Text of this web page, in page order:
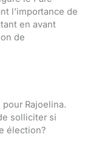
l’importance de
en avant
de
Rajoelina.
solliciter si
élection?